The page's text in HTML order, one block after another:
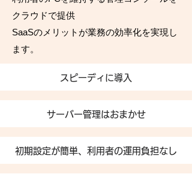
クラウドで提供
SaaSのメリットが業務の効率化を実現し
ます。
スピーディに導入
​サーバー管理はおまかせ
初期設定が簡単、利用者の運用負担なし